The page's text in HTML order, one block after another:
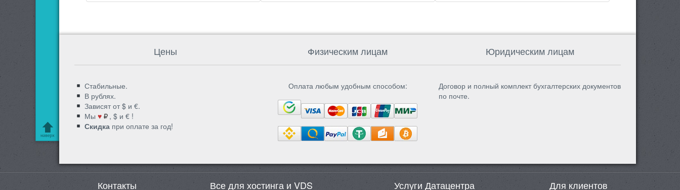
Цены
Стабильные.
В рублях.
Зависят от $ и €.
Мы ♥
, $ и € !
Скидкапри оплате за год!
Физическим лицам
Оплата любым удобным способом:
Юридическим лицам
Договор и полный комплект бухгалтерских документов
по почте.
Контакты Все для хостинга и VDS Услуги Датацентра Для клиентов